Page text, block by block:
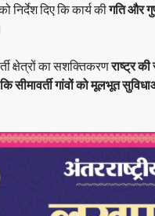
निर्देश दिए कि कार्य कीगति और
क्षेत्रों का सशक्तिकरणराष्ट्र
सीमावर्ती गांवों को मूलभूत